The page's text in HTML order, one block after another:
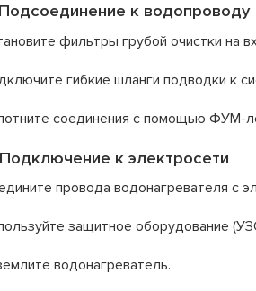
к водопроводу
фильтры грубой очистки на
гибкие шланги подводки к
соединения с помощью ФУМ-
к электросети
провода водонагревателя с
защитное оборудование
водонагреватель.